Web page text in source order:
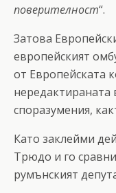
поверителност“.
Затова
европейският
от Европейската
нередактираната
споразумения,
Като заклейми
Трюдо и го
румънският